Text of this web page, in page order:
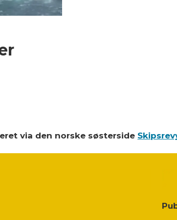
via den norske søsterside